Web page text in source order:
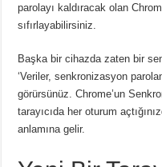
parolayı kaldıracak olan
sıfırlayabilirsiniz.
Başka bir cihazda zaten bir
‘Veriler, senkronizasyon
görürsünüz.Chrome’un
tarayıcıda her oturum
anlamına gelir.